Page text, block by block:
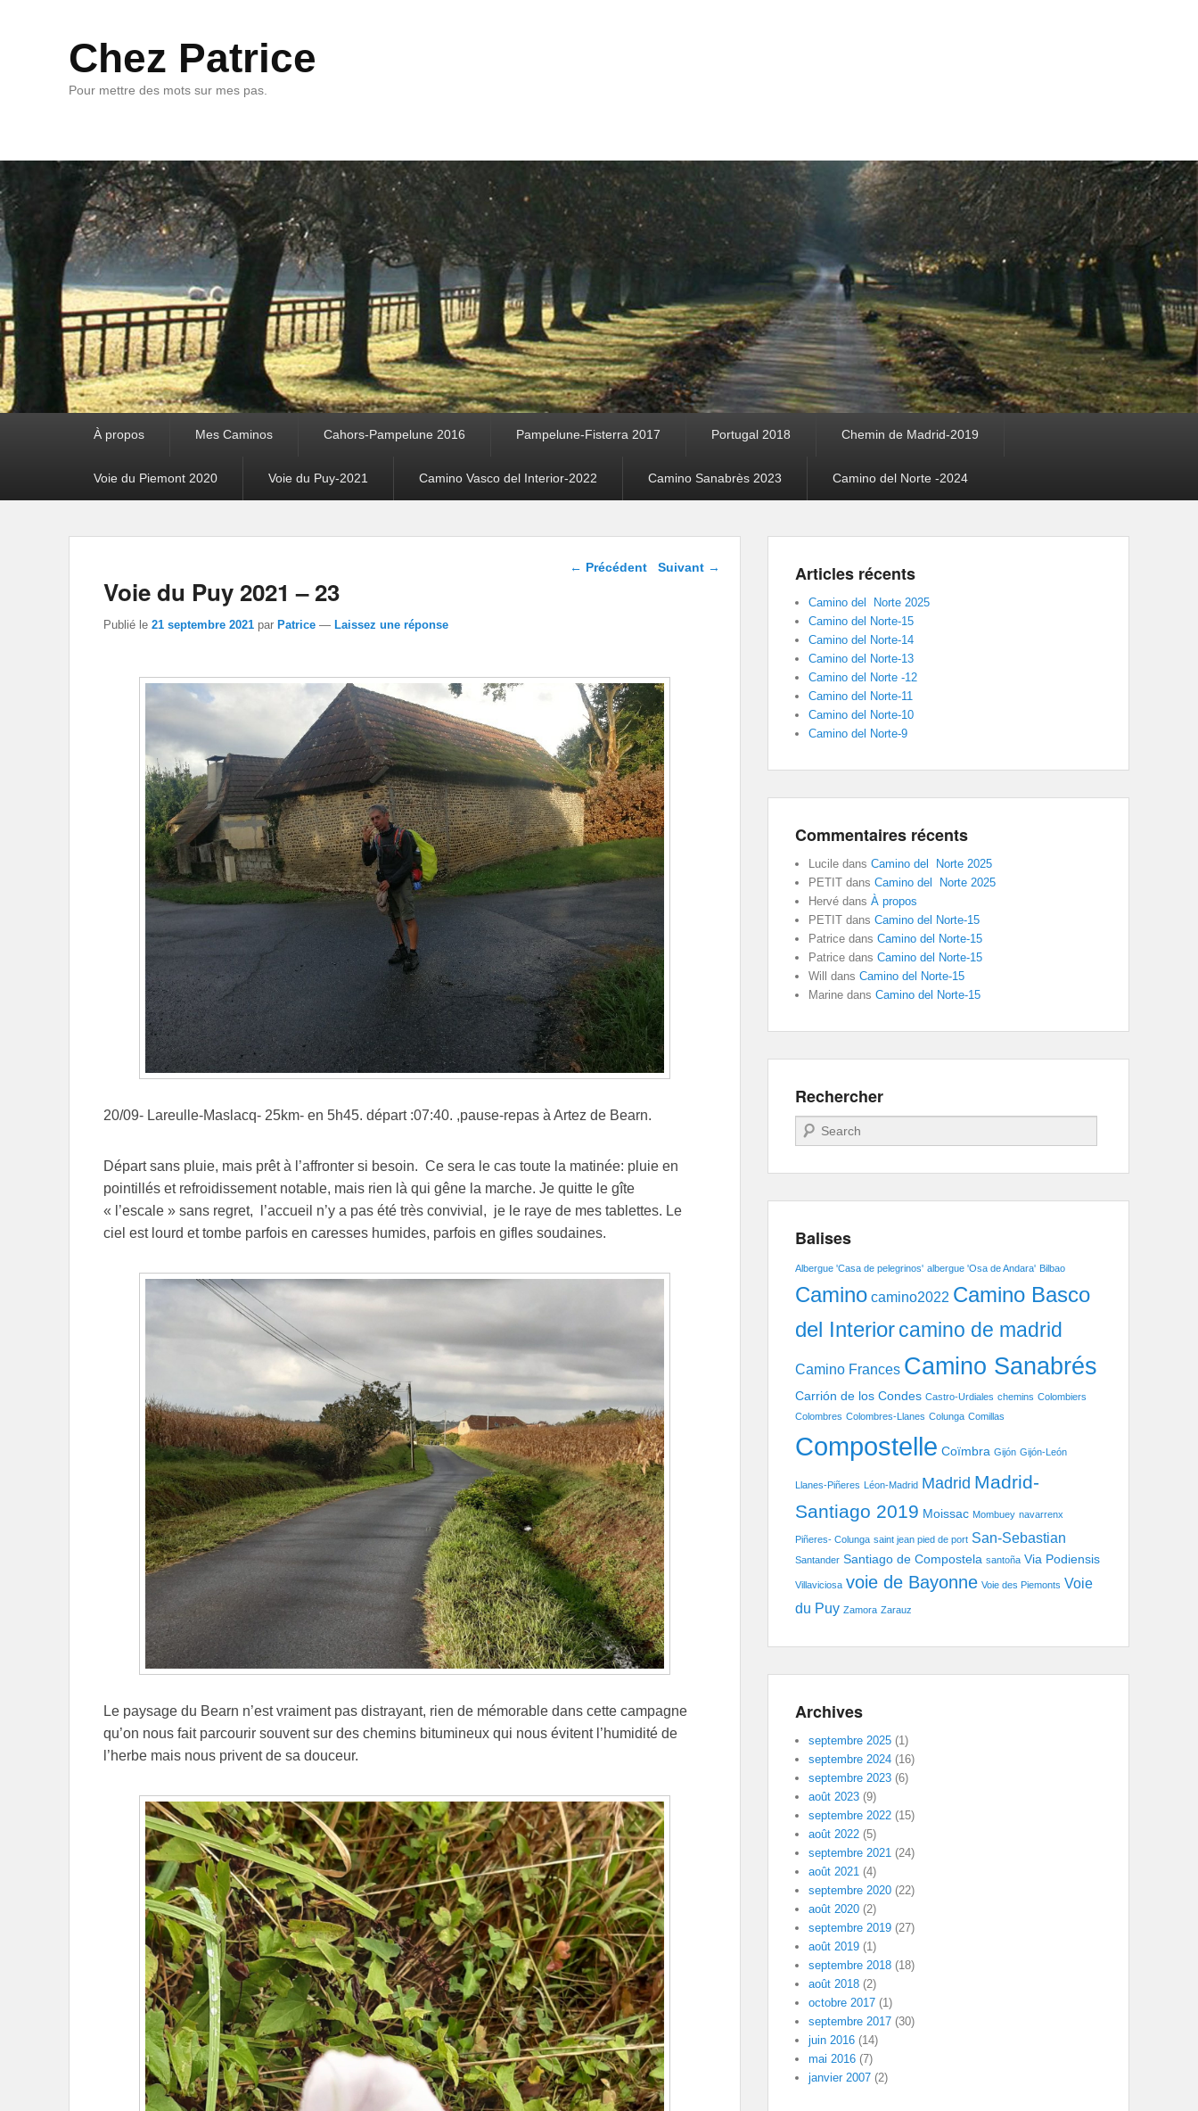
Chez Patrice
Pour mettre des mots sur mes pas.
À propos Mes Caminos Cahors-Pampelune 2016 Pampelune-Fisterra 2017 Portugal 2018 Chemin de Madrid-2019
Voie du Piemont 2020 Voie du Puy-2021 Camino Vasco del Interior-2022 Camino Sanabrès 2023 Camino del Norte -2024
Navigation dans les
← Précédent Suivant →
Voie du Puy 2021 – 23
Publié le 21 septembre 2021 par Patrice — Laissez une réponse
20/09- Lareulle-Maslacq- 25km- en 5h45. départ :07:40. ,pause-repas à Artez de Bearn.
Départ sans pluie, mais prêt à l’affronter si besoin. Ce sera le cas toute la matinée: pluie en
pointillés et refroidissement notable, mais rien là qui gêne la marche. Je quitte le gîte
« l’escale » sans regret, l’accueil n’y a pas été très convivial, je le raye de mes tablettes. Le
ciel est lourd et tombe parfois en caresses humides, parfois en gifles soudaines.
Le paysage du Bearn n’est vraiment pas distrayant, rien de mémorable dans cette campagne
qu’on nous fait parcourir souvent sur des chemins bitumineux qui nous évitent l’humidité de
l’herbe mais nous privent de sa douceur.
Articles récents
Camino del Norte 2025
Camino del Norte-15
Camino del Norte-14
Camino del Norte-13
Camino del Norte -12
Camino del Norte-11
Camino del Norte-10
Camino del Norte-9
Commentaires récents
Lucile dans Camino del Norte 2025
PETIT dans Camino del Norte 2025
Hervé dans À propos
PETIT dans Camino del Norte-15
Patrice dans Camino del Norte-15
Patrice dans Camino del Norte-15
Will
dans Camino del Norte-15
Marine dans Camino del Norte-15
Rechercher
Recherche
Balises
Albergue 'Casa de pelegrinos' albergue 'Osa de Andara' Bilbao
Camino camino2022 Camino Basco
del Interiorcamino de madrid
Camino Frances Camino Sanabrés
Carrión de los Condes Castro-Urdiales chemins Colombiers
Colombres Colombres-Llanes Colunga Comillas
Compostelle Coïmbra Gijón Gijón-León
Llanes-Piñeres Léon-Madrid Madrid Madrid-
Santiago 2019 Moissac Mombuey navarrenx
Piñeres- Colunga saint jean pied de port San-Sebastian
Santander Santiago de Compostela santoña Via Podiensis
Villaviciosa voie de Bayonne Voie des Piemonts Voie
du Puy Zamora Zarauz
Archives
septembre 2025 (1)
septembre 2024 (16)
septembre 2023 (6)
août 2023 (9)
septembre 2022 (15)
août 2022 (5)
septembre 2021 (24)
août 2021 (4)
septembre 2020 (22)
août 2020 (2)
septembre 2019 (27)
août 2019 (1)
septembre 2018 (18)
août 2018 (2)
octobre 2017 (1)
septembre 2017 (30)
juin 2016 (14)
mai 2016 (7)
janvier 2007 (2)